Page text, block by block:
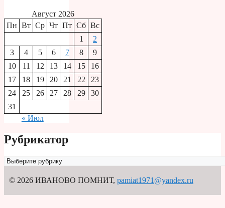
Август 2026
Пн Вт Ср Чт Пт Сб Вс
1
2
3
4 5 6 7 8
9
10
11 12 13 14 15
16
17
18 19 20 21 22
23
24
25 26 27 28 29
30
31
« Июл
Рубрикатор
Рубрикатор
© 2026 ИВАНОВО ПОМНИТ, pamiat1971@yandex.ru